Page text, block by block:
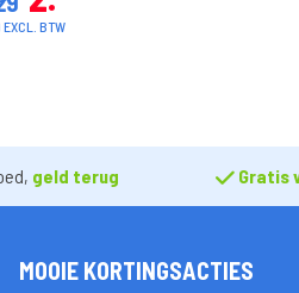
BTW
geld terug Gratis
MOOIE KORTINGSACTIES